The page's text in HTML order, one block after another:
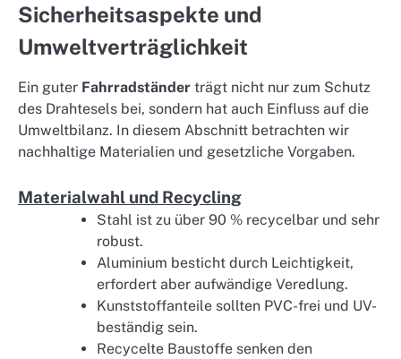
Sicherheitsaspekte und
Umweltverträglichkeit
Ein guter Fahrradständer trägt nicht nur zum Schutz
des Drahtesels bei, sondern hat auch Einfluss auf die
Umweltbilanz. In diesem Abschnitt betrachten wir
nachhaltige Materialien und gesetzliche Vorgaben.
Materialwahl und Recycling
Stahl ist zu über 90 % recycelbar und sehr
robust.
Aluminium besticht durch Leichtigkeit,
erfordert aber aufwändige Veredlung.
Kunststoffanteile sollten PVC-frei und UV-
beständig sein.
Recycelte Baustoffe senken den